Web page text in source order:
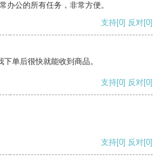
办公的所有任务，非常方便。
支持[0] 反对[0]
单后很快就能收到商品。
支持[0] 反对[0]
支持[0] 反对[0]